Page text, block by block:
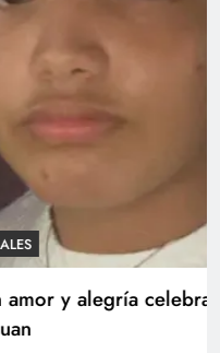
el cumpleaños